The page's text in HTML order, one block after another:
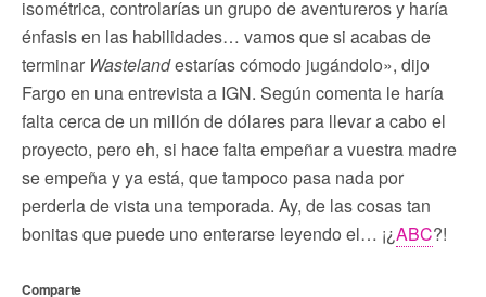
isométrica, controlarías un grupo de aventureros y haría
énfasis en las habilidades… vamos que si acabas de
terminar Wastelandestarías cómodo jugándolo», dijo
Fargo en una entrevista a IGN. Según comenta le haría
falta cerca de un millón de dólares para llevar a cabo el
proyecto, pero eh, si hace falta empeñar a vuestra madre
se empeña y ya está, que tampoco pasa nada por
perderla de vista una temporada. Ay, de las cosas tan
bonitas que puede uno enterarse leyendo el… ¡¿ABC?!
Comparte